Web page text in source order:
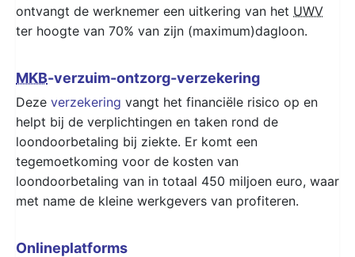
ontvangt de werknemer een uitkering van het UWV
ter hoogte van 70% van zijn (maximum)dagloon.
MKB-verzuim-ontzorg-verzekering
Deze verzekering vangt het financiële risico op en
helpt bij de verplichtingen en taken rond de
loondoorbetaling bij ziekte. Er komt een
tegemoetkoming voor de kosten van
loondoorbetaling van in totaal 450 miljoen euro, waar
met name de kleine werkgevers van profiteren.
Onlineplatforms